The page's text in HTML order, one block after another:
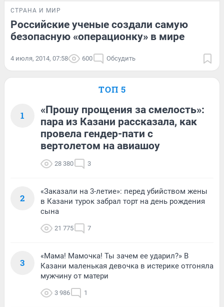
СТРАНА И МИР
Российские ученые создали самую
безопасную «операционку» в мире
4 июля, 2014, 07:58 600 Обсудить
ТОП 5
1
«Прошу прощения за смелость»:
пара из Казани рассказала, как
провела гендер-пати с
вертолетом на авиашоу
28 380 3
2
«Заказали на 3-летие»: перед убийством жены
в Казани турок забрал торт на день рождения
сына
21 775 7
3
«Мама! Мамочка! Ты зачем ее ударил?» В
Казани маленькая девочка в истерике отгоняла
мужчину от матери
3 986 1